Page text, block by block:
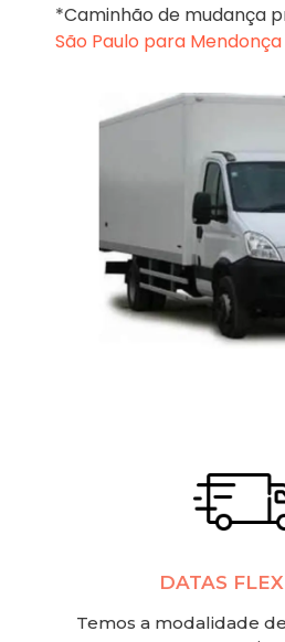
*Caminhão de mudança
São Paulo para Mendonça
DATAS
Temos a modalidade